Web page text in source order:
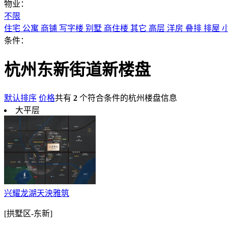
物业：
不限
住宅 公寓 商铺 写字楼 别墅 商住楼 其它 高层 洋房 叠排 排屋
条件：
杭州东新街道新楼盘
默认排序 价格共有 2 个符合条件的杭州楼盘信息
大平层
兴耀龙湖天泱雅筑
[拱墅区-东新]